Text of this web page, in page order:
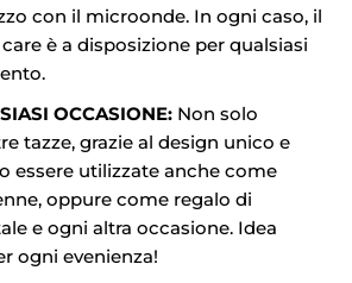
con il microonde. In ogni caso, il
è a disposizione per qualsiasi
OCCASIONE: Non solo
tazze, grazie al design unico e
essere utilizzate anche come
oppure come regalo di
e ogni altra occasione. Idea
ogni evenienza!